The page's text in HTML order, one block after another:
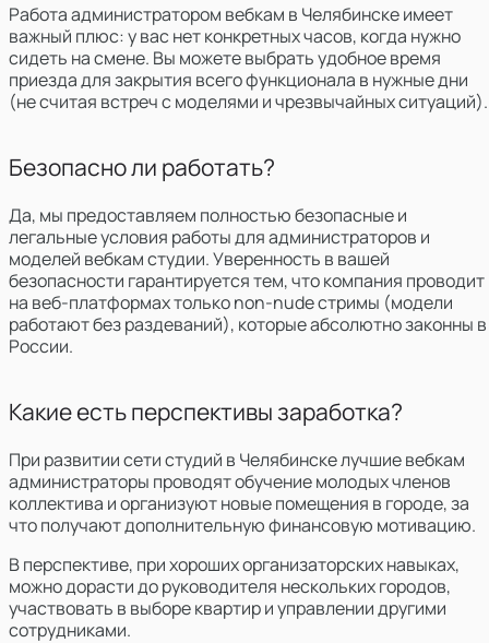
Работа администратором вебкам в Челябинске имеет
важный плюс:у вас нет конкретных часов, когда нужно
сидеть на смене. Вы можете выбрать удобное время
приезда для закрытия всего функционала в нужные дни
(не считая встреч с моделями и чрезвычайных ситуаций).
Безопасно ли работать?
Да, мы предоставляем полностью безопасные и
легальные условия работы для администраторов и
моделей вебкам студии. Уверенность в вашей
безопасности гарантируется тем, что компания проводит
на веб-платформах только non-nude стримы (модели
работают без раздеваний), которые абсолютно законны в
России.
Какие есть перспективы заработка?
При развитии сети студий в Челябинске лучшие вебкам
администраторы проводят обучение молодых членов
коллектива и организуют новые помещения в городе, за
что получают дополнительную финансовую мотивацию.
В перспективе, при хороших организаторских навыках,
можно дорасти до руководителя нескольких городов,
участвовать в выборе квартир и управлении другими
сотрудниками.